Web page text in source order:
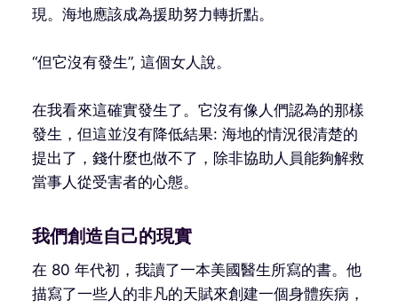
現。海地應該成為援助努力轉折點。
“但它沒有發生”, 這個女人說。
在我看來這確實發生了。它沒有像人們認為的那樣
發生，但這並沒有降低結果: 海地的情況很清楚的
提出了，錢什麼也做不了，除非協助人員能夠解救
當事人從受害者的心態。
我們創造自己的現實
在 80 年代初，我讀了一本美國醫生所寫的書。他
描寫了一些人的非凡的天賦來創建一個身體疾病，